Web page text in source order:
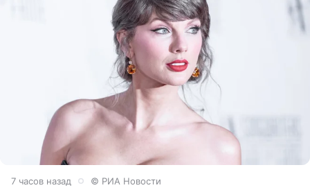
7 часов назад © РИА Новости